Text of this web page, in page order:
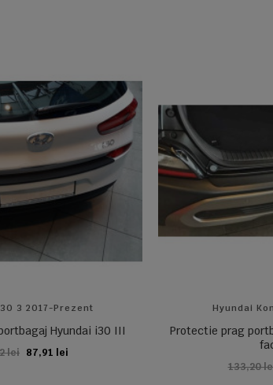
3 2017-Prezent
Hyundai i30 III
lei 87,91 lei
IN COS
Hyundai
Protectie prag
133,20